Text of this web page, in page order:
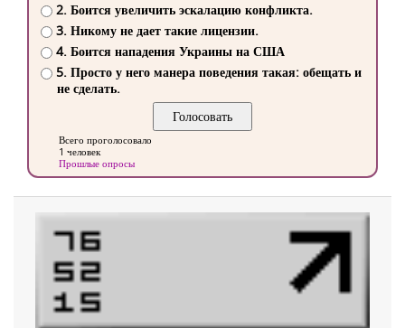
2. Боится увеличить эскалацию конфликта.
3. Никому не дает такие лицензии.
4. Боится нападения Украины на США
5. Просто у него манера поведения такая: обещать и
не сделать.
Всего проголосовало
1 человек
Прошлые опросы